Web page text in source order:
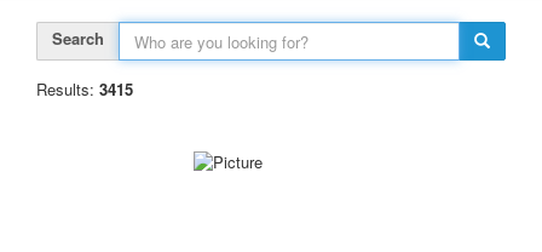
Search
Results: 3415